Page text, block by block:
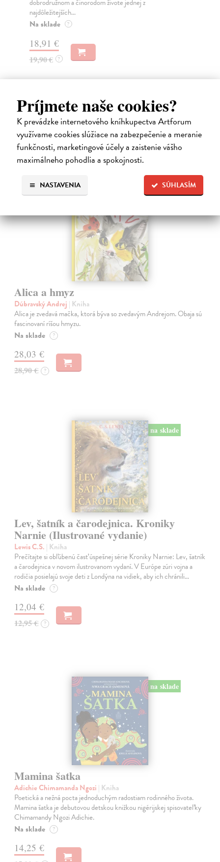
Príjmete naše cookies?
K prevádzke internetového kníhkupectva Artforum
využívame cookies slúžiace na zabezpečenie a meranie
funkčnosti, marketingové účely a zaistenie vášho
maximálneho pohodlia a spokojnosti.
SÚHLASÍM
NASTAVENIA
dobrodružnom a činorodom živote jednej z
najdôležitejších...
Na sklade ?
18,91 €
19,90 € ?
Ďalšie z kategórie knihy pre deti
od 4 do 6 rokov
na sklade
Alica a hmyz
Dúbravský Andrej | Kniha
Alica je zvedavá mačka, ktorá býva so zvedavým Andrejom. Obaja sú
fascinovaní ríšou hmyzu.
Na sklade ?
28,03 €
28,90 € ?
na sklade
Lev, šatník a čarodejnica. Kroniky
Narnie (Ilustrované vydanie)
Lewis C.S. | Kniha
Prečítajte si obľúbenú časť úspešnej série Kroniky Narnie: Lev, šatník
a čarodejnica v novom ilustrovanom vydaní. V Európe zúri vojna a
rodičia posielajú svoje deti z Londýna na vidiek, aby ich chránili…
Na sklade ?
12,04 €
12,95 € ?
na sklade
Mamina šatka
Adichie Chimamanda Ngozi | Kniha
Poetická a nežná pocta jednoduchým radostiam rodinného života.
Mamina šatka je debutovou detskou knižkou nigérijskej spisovateľky
Chimamandy Ngozi Adichie.
Na sklade ?
14,25 €